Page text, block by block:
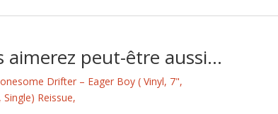
aimerez peut-être aussi…